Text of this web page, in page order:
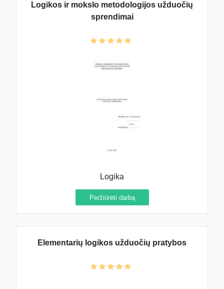
Logikos ir mokslo metodologijos užduočių
sprendimai
Logika
Peržiūrėti darbą
Elementarių logikos užduočių pratybos